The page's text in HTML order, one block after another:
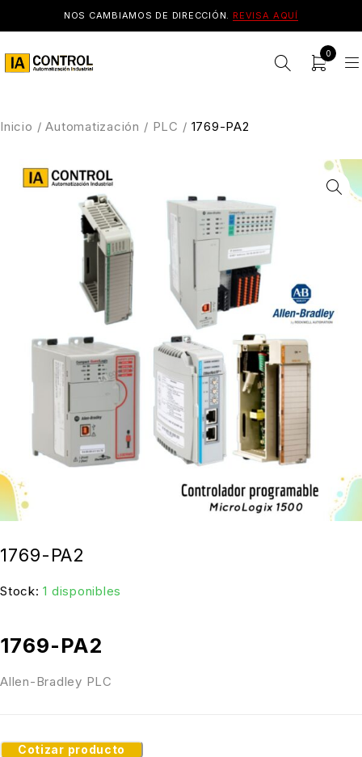
NOS CAMBIAMOS DE DIRECCIÓN. REVISA AQUÍ
0
Inicio / Automatización / PLC / 1769-PA2
1769-PA2
Stock: 1 disponibles
1769-PA2
Allen-Bradley PLC
Cotizar producto